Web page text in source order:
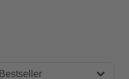
Bestseller